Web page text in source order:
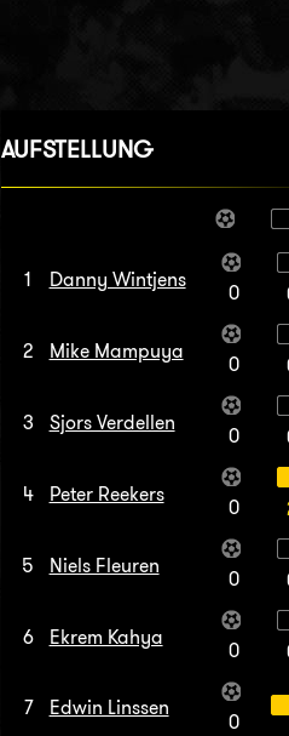
AUFSTELLUNG
1 Danny Wintjens
0
2 Mike Mampuya
0
3 Sjors Verdellen
0
4 Peter Reekers
0
5 Niels Fleuren
0
6 Ekrem Kahya
0
7 Edwin Linssen
0